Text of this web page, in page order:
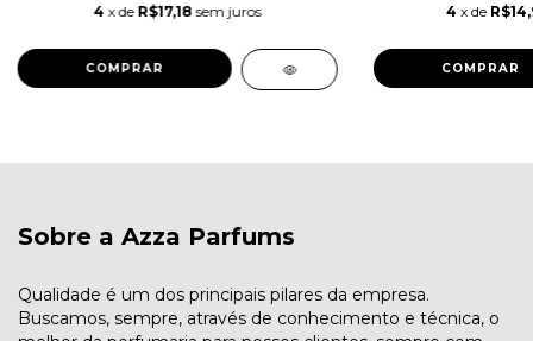
4 x de R$17,18 sem juros
COMPRAR
4 x de
COMPRAR
Sobre a Azza Parfums
Qualidade é um dos principais pilares da empresa.
Buscamos, sempre, através de conhecimento e técnica, o